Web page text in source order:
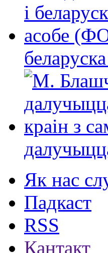
Як нас
Падкаст
RSS
Кантакт